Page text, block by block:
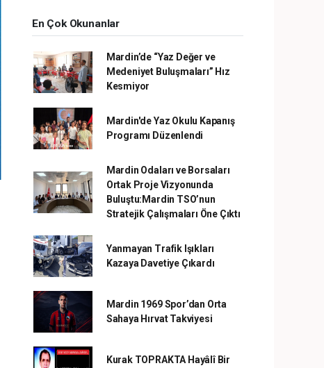
En Çok Okunanlar
Mardin’de “Yaz Değer ve
Medeniyet Buluşmaları” Hız
Kesmiyor
Mardin'de Yaz Okulu Kapanış
Programı Düzenlendi
Mardin Odaları ve Borsaları
Ortak Proje Vizyonunda
Buluştu:Mardin TSO’nun
Stratejik Çalışmaları Öne Çıktı
Yanmayan Trafik Işıkları
Kazaya Davetiye Çıkardı
Mardin 1969 Spor’dan Orta
Sahaya Hırvat Takviyesi
Kurak TOPRAKTA Hayâlî Bir